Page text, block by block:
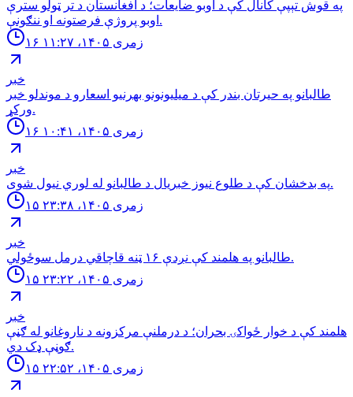
په قوش تېپې کانال کې د اوبو ضایعات؛ د افغانستان د تر ټولو سترې
اوبو پروژې فرصتونه او ننګونې.
۱۶ زمری ۱۴۰۵، ۱۱:۲۷
خبر
طالبانو په حیرتان بندر کې د میلیونونو بهرنیو اسعارو د موندلو خبر
ورکړ.
۱۶ زمری ۱۴۰۵، ۱۰:۴۱
خبر
په بدخشان كې د طلوع نيوز خبريال د طالبانو له لوري نيول شوى.
۱۵ زمری ۱۴۰۵، ۲۳:۳۸
خبر
طالبانو په هلمند كې نږدې ۱۶ ټنه قاچاقي درمل سوځولي.
۱۵ زمری ۱۴۰۵، ۲۳:۲۲
خبر
هلمند كې د خوار ځواكۍ بحران؛ د درملنې مركزونه د ناروغانو له ګڼې
ګوڼې ډک دي.
۱۵ زمری ۱۴۰۵، ۲۲:۵۲